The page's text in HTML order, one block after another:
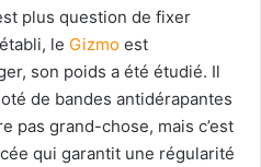
plus question de fixer
le Gizmo est
son poids a été étudié. Il
de bandes antidérapantes
pas grand-chose, mais c’est
qui garantit une régularité